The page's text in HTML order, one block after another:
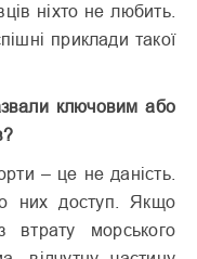
ніхто не любить.
приклади такої
ключовим або
– це не даність.
них доступ. Якщо
втрату морського